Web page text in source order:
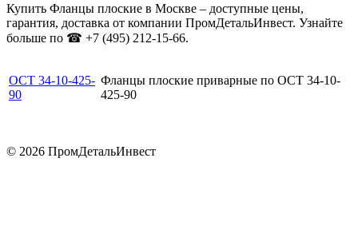
Купить Фланцы плоские в Москве – доступные цены,
гарантия, доставка от компании ПромДетальИнвест. Узнайте
больше по ☎ +7 (495) 212-15-66.
ОСТ 34-10-425-
90
Фланцы плоские приварные по ОСТ 34-10-
425-90
© 2026 ПромДетальИнвест